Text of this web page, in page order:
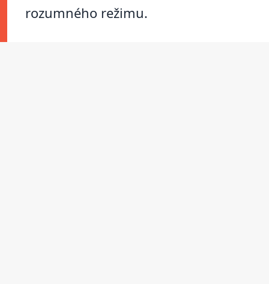
rozumného režimu.